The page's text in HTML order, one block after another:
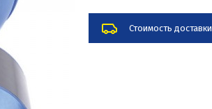
Стоимость доставки